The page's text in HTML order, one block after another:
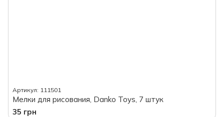
Артикул: 111501
Мелки для рисования, Danko Toys, 7 штук
35 грн